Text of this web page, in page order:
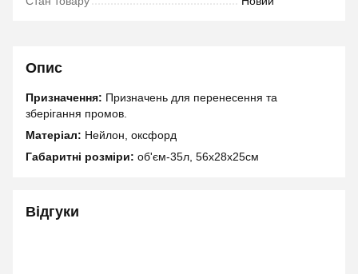
Опис
Призначення: Призначень для перенесення та
зберігання промов.
Матеріал: Нейлон, оксфорд
Габаритні розміри: об'єм-35л, 56х28х25см
Відгуки